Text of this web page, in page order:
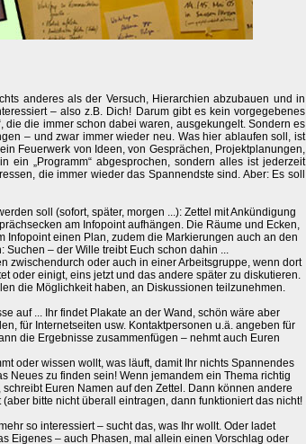
anderes als der Versuch, Hierarchien abzubauen und in
– also z.B. Dich! Darum gibt es kein vorgegebenes
die die immer schon dabei waren, ausgekungelt. Sondern es
– und zwar immer wieder neu. Was hier ablaufen soll, ist
Feuerwerk von Ideen, von Gesprächen, Projektplanungen,
ein „Programm“ abgesprochen, sondern alles ist jederzeit
die immer wieder das Spannendste sind. Aber: Es soll
soll (sofort, später, morgen ...): Zettel mit Ankündigung
am Infopoint aufhängen. Die Räume und Ecken,
Infopoint einen Plan, zudem die Markierungen auch an den
Suchen – der Wille treibt Euch schon dahin ...
zwischendurch oder auch in einer Arbeitsgruppe, wenn dort
oder einigt, eins jetzt und das andere später zu diskutieren.
die Möglichkeit haben, an Diskussionen teilzunehmen.
auf ... Ihr findet Plakate an der Wand, schön wäre aber
für Internetseiten usw. Kontaktpersonen u.ä. angeben für
die Ergebnisse zusammenfügen – nehmt auch Euren
oder wissen wollt, was läuft, damit Ihr nichts Spannendes
Neues zu finden sein! Wenn jemandem ein Thema richtig
Euren Namen auf den Zettel. Dann können andere
bitte nicht überall eintragen, dann funktioniert das nicht!
so interessiert – sucht das, was Ihr wollt. Oder ladet
Eigenes – auch Phasen, mal allein einen Vorschlag oder